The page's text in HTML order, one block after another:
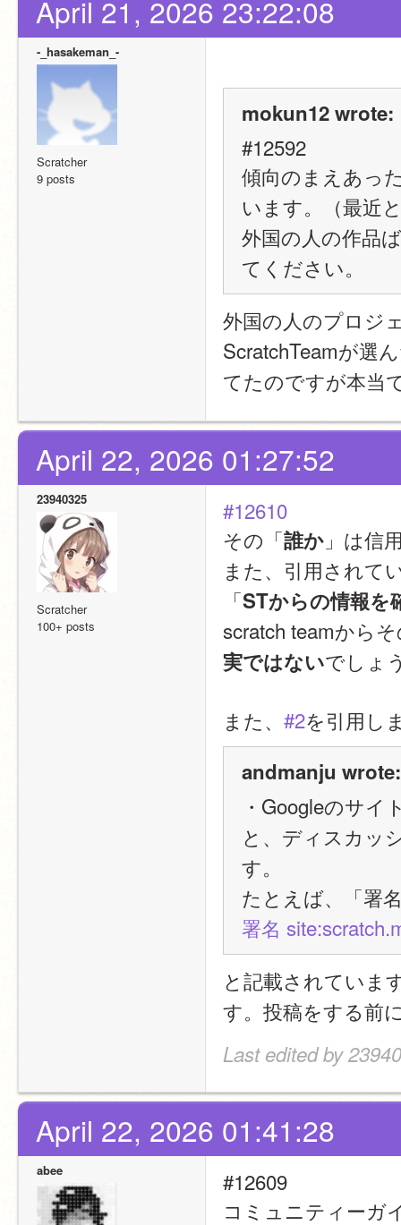
April 21, 2026 23:22:08
-_hasakeman_-
Scratcher
9 posts
mokun12 wrote:
#12592
傾向のまえあっ
います。（最近
外国の人の作品
てください。
外国の人のプロジ
ScratchTeamが選
てたのですが本当
April 22, 2026 01:27:52
23940325
Scratcher
100+ posts
#12610
その「誰か 」は信
また、引用されて
「STからの情報を
scratch teamから
実ではないでしょ
また、 #2を引用し
andmanju wrote:
・Googleのサイ
と、ディスカッ
す。
たとえば、「署
署名
と記載されていま
す。投稿をする前
Last edited by
April 22, 2026 01:41:28
abee
#12609
コミュニティーガ